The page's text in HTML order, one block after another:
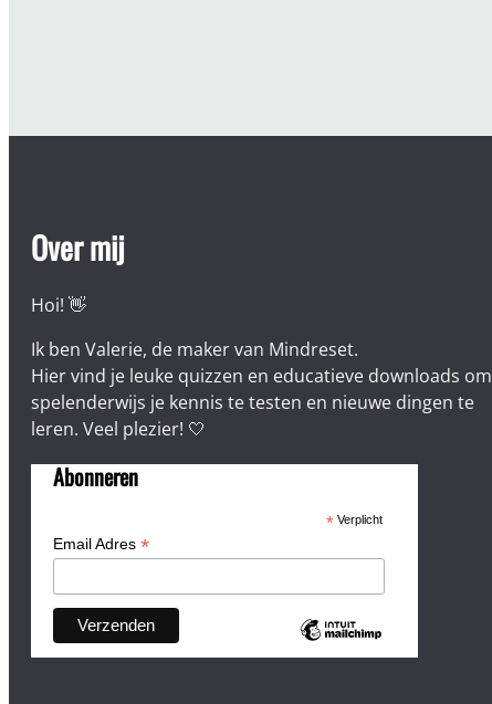
Over mij
Hoi! 👋
Ik ben Valerie, de maker van Mindreset.
Hier vind je leuke quizzen en educatieve downloads om
spelenderwijs je kennis te testen en nieuwe dingen te
leren. Veel plezier! 🤍
Abonneren
*Verplicht
Email Adres *